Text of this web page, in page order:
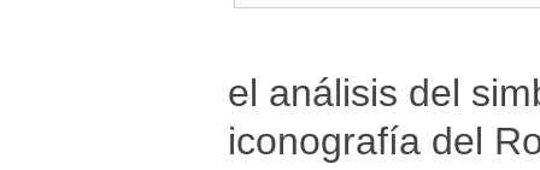
el análisis del
iconografía del